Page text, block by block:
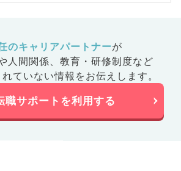
のキャリアパートナーが
人間関係、 教育・研修制度など
ていない情報をお伝えします。
職サポートを利用する